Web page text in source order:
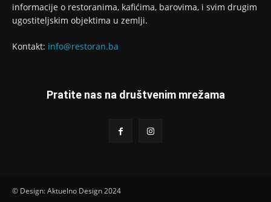
informacije o restoranima, kafićima, barovima, i svim drugim
ugostiteljskim objektima u zemlji.
Kontakt: info@restoran.ba
Pratite nas na društvenim mrežama
© Design: Aktuelno Design 2024